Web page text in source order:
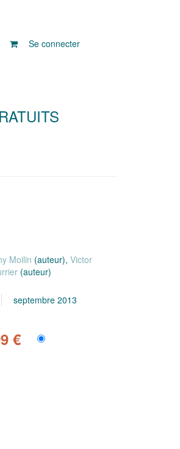
Se connecter
Moilin (auteur), Victor
(auteur)
septembre 2013
€